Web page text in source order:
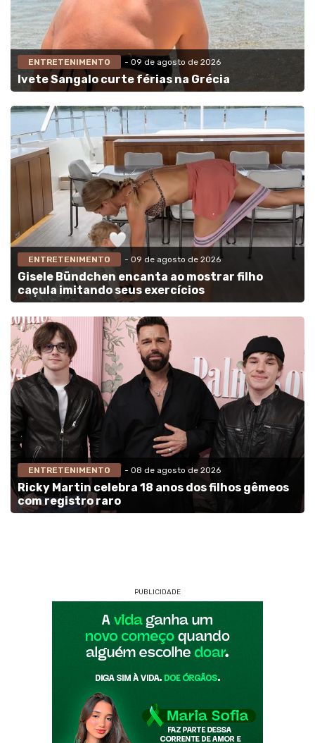
ENTRETENIMENTO - 09 de agosto de 2026
Ivete Sangalo curte férias na Grécia
ENTRETENIMENTO - 09 de agosto de 2026
Gisele Bündchen encanta ao mostrar filho
caçula imitando seus exercícios
ENTRETENIMENTO - 08 de agosto de 2026
Ricky Martin celebra 18 anos dos filhos gêmeos
com registro raro
PUBLICIDADE